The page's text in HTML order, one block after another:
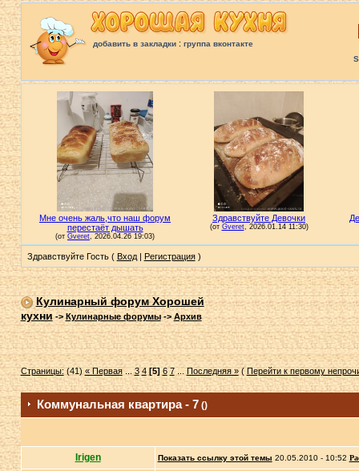
добавить в закладки: группа вконтакте
Здравствуйте Гость ( Вход| Регистрация)
Кулинарный форум Хорошей
кухни->Кулинарные форумы->Архив
Страницы:(41)« Первая...3 4 [5] 6 7...Последняя »(Перейти к первому
Коммунальная квартира - 7()
Irigen Показать ссылку этой темы 20.05.2010 - 10:52